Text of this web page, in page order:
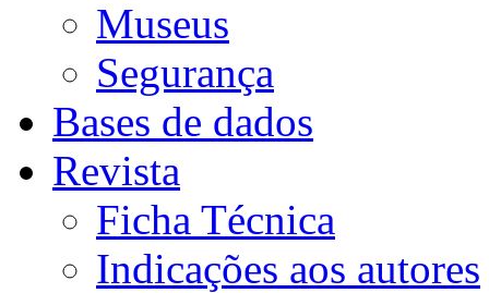
Museus
Segurança
Bases de dados
Revista
Ficha Técnica
Indicações aos autores